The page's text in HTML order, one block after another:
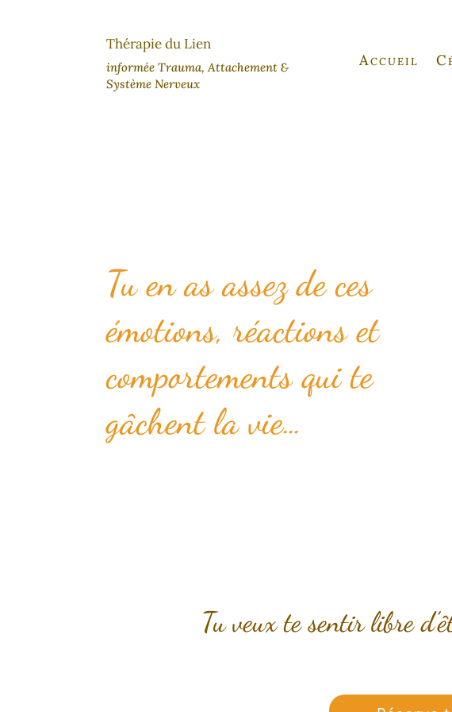
Thérapie du Lien
informée Trauma, Attachement &
Système Nerveux
Accueil
Tu en as assez de ces
émotions, réactions et
comportements qui te
gâchent la vie…
Tu veux te sentir libre